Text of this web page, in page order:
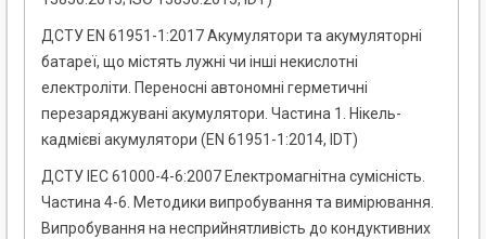
ДСТУ EN 61951-1:2017 Акумулятори та акумуляторні
батареї, що містять лужні чи інші некислотні
електроліти. Переносні автономні герметичні
перезаряджувані акумулятори. Частина 1. Нікель-
кадмієві акумулятори (EN 61951-1:2014, IDT)
ДСТУ IEC 61000-4-6:2007 Електромагнітна сумісність.
Частина 4-6. Методики випробування та вимірювання.
Випробування на несприйнятливість до кондуктивних